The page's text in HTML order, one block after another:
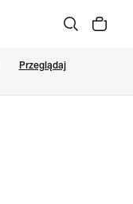
Przeglądaj